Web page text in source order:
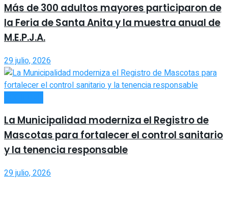
Más de 300 adultos mayores participaron de
la Feria de Santa Anita y la muestra anual de
M.E.P.J.A.
29 julio, 2026
La Municipalidad moderniza el Registro de
Mascotas para fortalecer el control sanitario
y la tenencia responsable
29 julio, 2026